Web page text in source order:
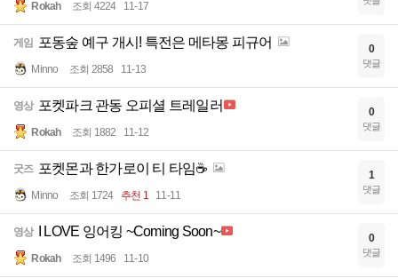
Rokah 조회 4224 11-17
게임 포동숲 예구 개시! 특전은 메타몽 피규어
Minno 조회 2858 11-13
0
댓글
영상 포켓파크 관동 오피셜 트레일러
Rokah 조회 1882 11-12
0
댓글
굿즈 포켓몬과 한가로이 티 타임☕
Minno 조회 1724 추천 1 11-11
1
댓글
영상 I LOVE 잉어킹 ~Coming Soon~
Rokah 조회 1496 11-10
0
댓글